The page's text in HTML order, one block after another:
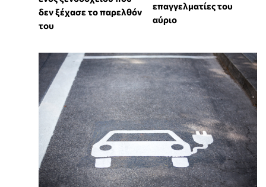
δεν ξέχασε το παρελθόν
του
επαγγελματίες του
αύριο